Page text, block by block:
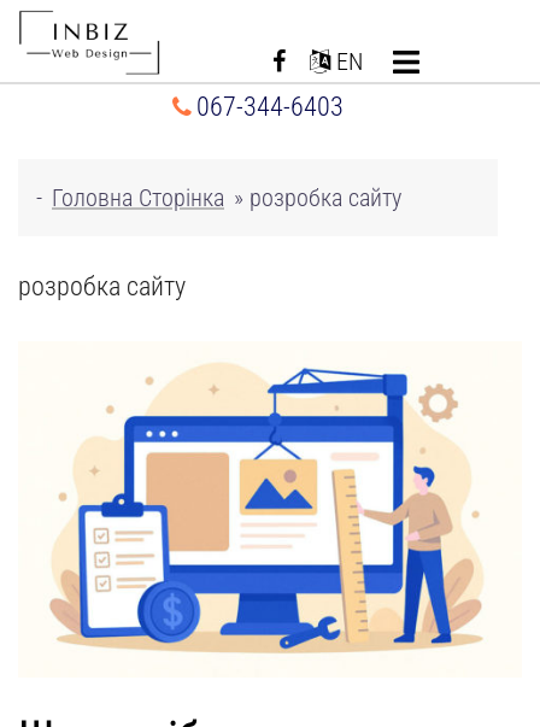
Перейти
EN
067-344-6403
- Головна Сторінка » розробка сайту
розробка сайту